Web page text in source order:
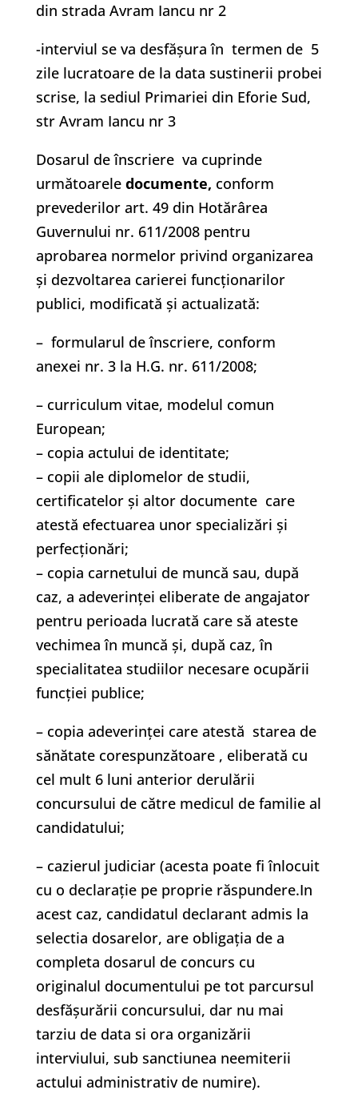
din strada Avram Iancu nr 2
-interviul se va desfăşura în termen de 5
zile lucratoare de la data sustinerii probei
scrise, la sediul Primariei din Eforie Sud,
str Avram Iancu nr 3
Dosarul de înscriere va cuprinde
următoarele documente, conform
prevederilor art. 49 din Hotărârea
Guvernului nr. 611/2008 pentru
aprobarea normelor privind organizarea
şi dezvoltarea carierei funcţionarilor
publici, modificată şi actualizată:
– formularul de înscriere, conform
anexei nr. 3 la H.G. nr. 611/2008;
– curriculum vitae, modelul comun
European;
– copia actului de identitate;
– copii ale diplomelor de studii,
certificatelor și altor documente care
atestă efectuarea unor specializări și
perfecționări;
– copia carnetului de muncă sau, după
caz, a adeverinţei eliberate de angajator
pentru perioada lucrată care să ateste
vechimea în muncă şi, după caz, în
specialitatea studiilor necesare ocupării
funcţiei publice;
– copia adeverinţei care atestă starea de
sănătate corespunzătoare , eliberată cu
cel mult 6 luni anterior derulării
concursului de către medicul de familie al
candidatului;
– cazierul judiciar (acesta poate fi înlocuit
cu o declaraţie pe proprie răspundere.In
acest caz, candidatul declarant admis la
selectia dosarelor, are obligaţia de a
completa dosarul de concurs cu
originalul documentului pe tot parcursul
desfăşurării concursului, dar nu mai
tarziu de data si ora organizării
interviului, sub sanctiunea neemiterii
actului administrativ de numire).